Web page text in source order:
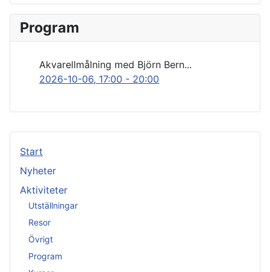
Start
Nyheter
Aktiviteter
Utställningar
Resor
Övrigt
Program
Program
Akvarellmålning med Björn Bern...
2026-10-06, 17:00 - 20:00